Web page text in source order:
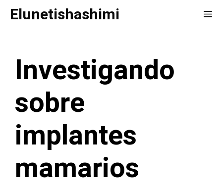
SaltarElunetishashimi
Investigando
sobre
implantes
mamarios